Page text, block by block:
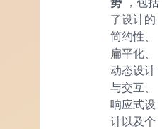
了设计的
简约性、
扁平化、
动态设计
与交互、
响应式设
计以及个